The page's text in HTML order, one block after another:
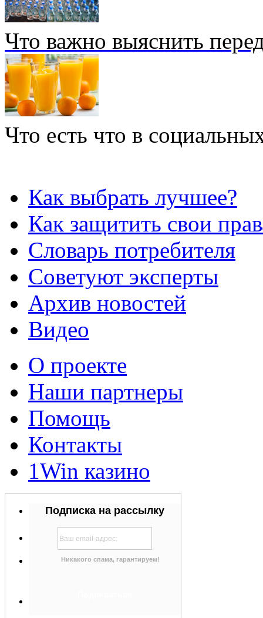
Что важно выяснить
Что есть что в
Как выбрать лучшее?
Как защитить свои
Словарь потребителя
Советуют эксперты
Архив новостей
Видео
О проекте
Наши партнеры
Помощь
Контакты
1Win казино
Подписка на рассылку
Никакого спама, гарантируем!